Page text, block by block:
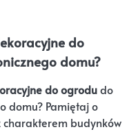
do
domu?
do ogrodudo
domu? Pamiętaj o
charakterem budynków